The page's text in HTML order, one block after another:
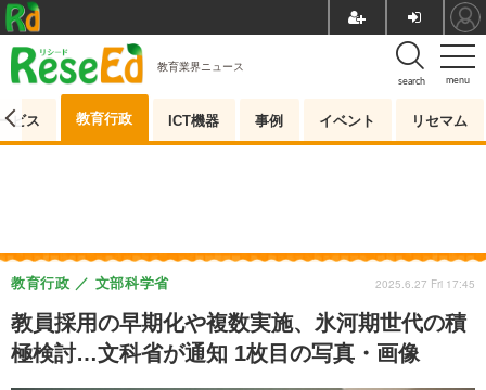
menu
search
教育業界ニュース
ビス 教育行政 ICT機器 事例 イベント リセマム
教員採用の早期化や複数実施、氷河期世代の積
極検討…文科省が通知 1枚目の写真・画像
教育行政 文部科学省 2025.6.27 Fri 17:45